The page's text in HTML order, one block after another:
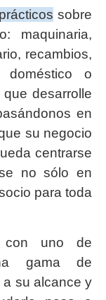
sobre
maquinaria,
recambios,
o
desarrolle
en
su negocio
centrarse
no sólo en
para toda
con uno de
gama de
su alcance y